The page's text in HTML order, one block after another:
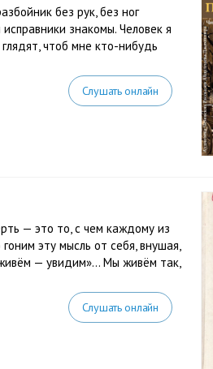
без рук, без ног
знакомы. Человек я
чтоб мне кто-нибудь
Слушать онлайн
— это то, с чем каждому из
эту мысль от себя, внушая,
— увидим»… Мы живём так,
Слушать онлайн